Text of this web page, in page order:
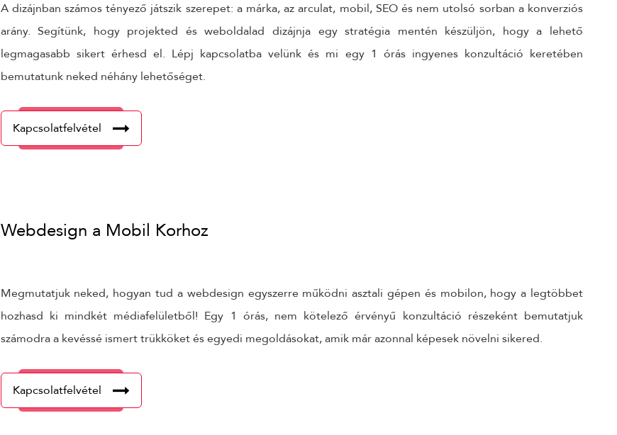
A dizájnban számos tényező játszik szerepet: a márka, az arculat, mobil, SEO és nem utolsó sorban a konverziós
arány. Segítünk, hogy projekted és weboldalad dizájnja egy stratégia mentén készüljön, hogy a lehető
legmagasabb sikert érhesd el. Lépj kapcsolatba velünk és mi egy 1 órás ingyenes konzultáció keretében
bemutatunk neked néhány lehetőséget.
Kapcsolatfelvétel
Webdesign a Mobil Korhoz
Megmutatjuk neked, hogyan tud a webdesign egyszerre működni asztali gépen és mobilon, hogy a legtöbbet
hozhasd ki mindkét médiafelületből! Egy 1 órás, nem kötelező érvényű konzultáció részeként bemutatjuk
számodra a kevéssé ismert trükköket és egyedi megoldásokat, amik már azonnal képesek növelni sikered.
Kapcsolatfelvétel